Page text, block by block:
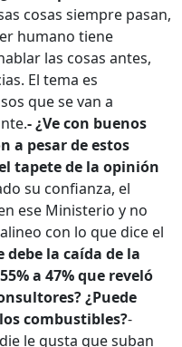
cosas siempre pasan,
humano tiene
las cosas antes,
El tema es
que se van a
- ¿Ve con buenos
a pesar de estos
tapete de la opinión
su confianza, el
ese Ministerio y no
con lo que dice el
debe la caída de la
a 47% que reveló
¿Puede
combustibles?-
le gusta que suban